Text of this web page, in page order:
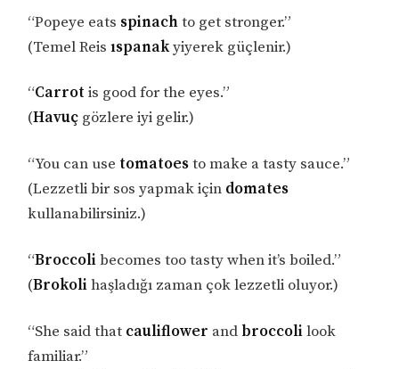
“Popeye eats spinachto get stronger.”
(Temel Reisıspanakyiyerek güçlenir.)
“Carrot is good for the eyes.”
(Havuç gözlere iyi gelir.)
“You can use tomatoesto make a tasty sauce.”
(Lezzetli bir sos yapmak için domates
kullanabilirsiniz.)
“Broccolibecomes too tasty when it’s boiled.”
(Brokolihaşladığı zaman çok lezzetli oluyor.)
“She said that cauliflower andbroccolilook
familiar.”